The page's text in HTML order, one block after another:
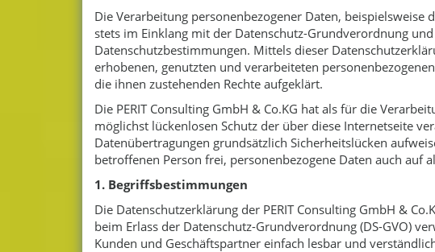
Die Verarbeitung personenbezogener Daten,
stets im Einklang mit der Datenschutz-Grundverordnung
Datenschutzbestimmungen. Mittels dieser
erhobenen, genutzten und verarbeiteten
die ihnen zustehenden Rechte aufgeklärt.
Die PERIT Consulting GmbH & Co.KG hat als für die
möglichst lückenlosen Schutz der über diese Internetseite
Datenübertragungen grundsätzlich Sicherheitslücken
betroffenen Person frei, personenbezogene Daten auch auf
1. Begriffsbestimmungen
Die Datenschutzerklärung der PERIT Consulting GmbH &
beim Erlass der Datenschutz-Grundverordnung (DS-GVO)
Kunden und Geschäftspartner einfach lesbar und